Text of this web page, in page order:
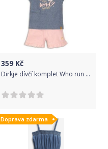
359 Kč
Dirkje dívčí komplet Who run the World? 92 růžová/modrá
Doprava zdarma